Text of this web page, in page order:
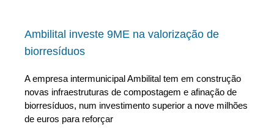
Ambilital investe 9ME na valorização de
biorresíduos
A empresa intermunicipal Ambilital tem em construção
novas infraestruturas de compostagem e afinação de
biorresíduos, num investimento superior a nove milhões
de euros para reforçar